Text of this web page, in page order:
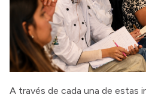
A través de cada una de estas